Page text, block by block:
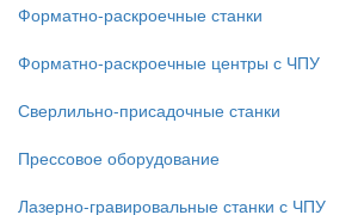
Форматно-раскроечные станки
Форматно-раскроечные центры с ЧПУ
Сверлильно-присадочные станки
Прессовое оборудование
Лазерно-гравировальные станки с ЧПУ